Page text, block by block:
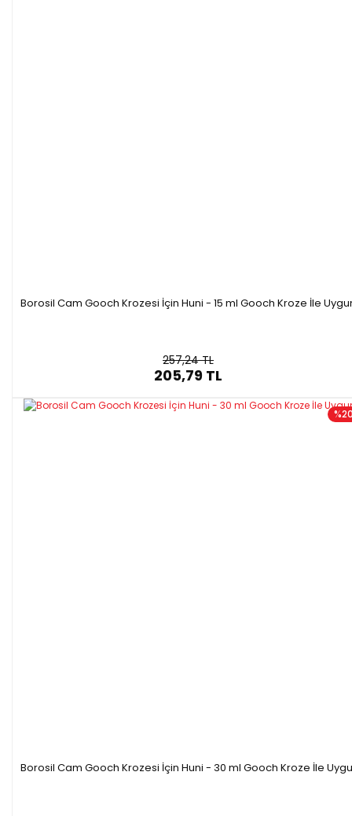
Borosil Cam Gooch Krozesi İçin Huni - 15 ml Gooch Kroze İle
257,24 TL
205,79 TL
Borosil Cam Gooch Krozesi İçin Huni - 30 ml Gooch Kroze İle